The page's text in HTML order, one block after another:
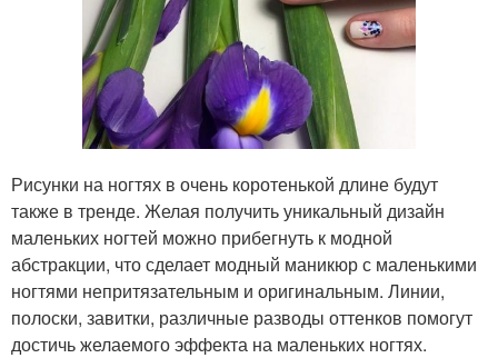
Рисунки на ногтях в очень коротенькой длине будут
также в тренде. Желая получить уникальный дизайн
маленьких ногтей можно прибегнуть к модной
абстракции, что сделает модный маникюр с маленькими
ногтями непритязательным и оригинальным. Линии,
полоски, завитки, различные разводы оттенков помогут
достичь желаемого эффекта на маленьких ногтях.